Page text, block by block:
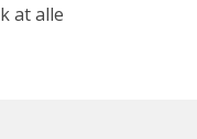
at alle